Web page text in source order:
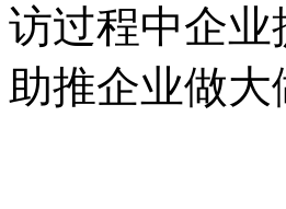
访过程中企
助推企业做大